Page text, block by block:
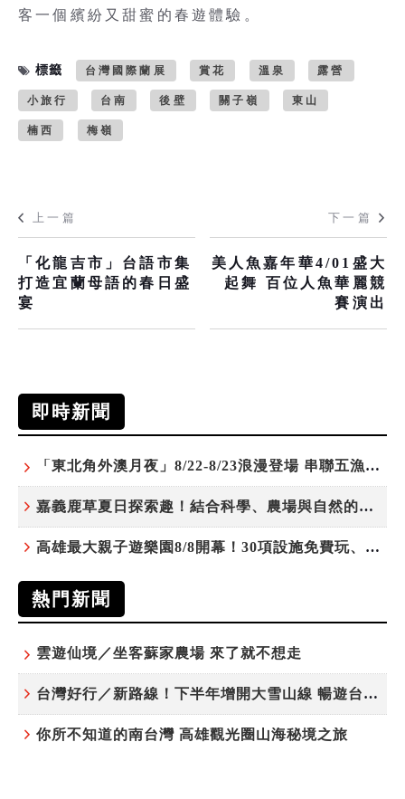
客一個繽紛又甜蜜的春遊體驗。
標籤 台灣國際蘭展 賞花 溫泉 露營
小旅行 台南 後壁 關子嶺 東山
楠西 梅嶺
上一篇
「化龍吉市」台語市集
打造宜蘭母語的春日盛
宴
下一篇
美人魚嘉年華4/01盛大
起舞 百位人魚華麗競
賽演出
即時新聞
「東北角外澳月夜」8/22-8/23浪漫登場 串聯五漁村、音樂、市集、火舞與慢旅共度夏夜
嘉義鹿草夏日探索趣！結合科學、農場與自然的親子小旅行
高雄最大親子遊樂園8/8開幕！30項設施免費玩、YOYO家族嗨翻暑假
熱門新聞
雲遊仙境／坐客蘇家農場 來了就不想走
台灣好行／新路線！下半年增開大雪山線 暢遊台中更便利
你所不知道的南台灣 高雄觀光圈山海秘境之旅